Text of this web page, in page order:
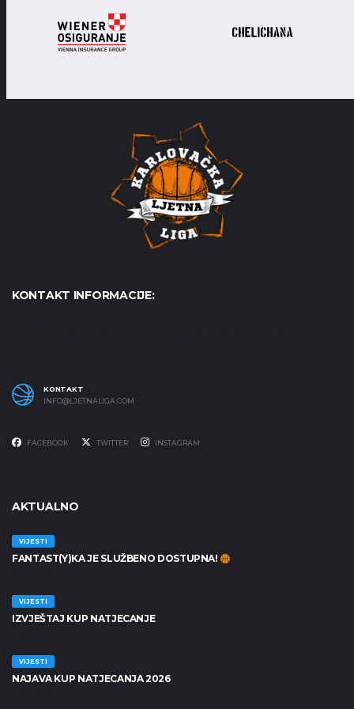
KONTAKT INFORMACIJE:
KONTAKT
INFO@LJETNALIGA.COM
FACEBOOK TWITTER INSTAGRAM
AKTUALNO
VIJESTI
FANTAST(Y)KA JE SLUŽBENO DOSTUPNA!
VIJESTI
IZVJEŠTAJ KUP NATJECANJE
VIJESTI
NAJAVA KUP NATJECANJA 2026